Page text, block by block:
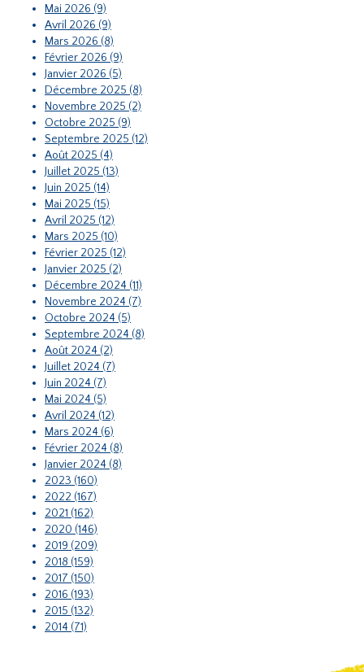
Mai 2026 (9)
Avril 2026 (9)
Mars 2026 (8)
Février 2026 (9)
Janvier 2026 (5)
Décembre 2025 (8)
Novembre 2025 (2)
Octobre 2025 (9)
Septembre 2025 (12)
Août 2025 (4)
Juillet 2025 (13)
Juin 2025 (14)
Mai 2025 (15)
Avril 2025 (12)
Mars 2025 (10)
Février 2025 (12)
Janvier 2025 (2)
Décembre 2024 (11)
Novembre 2024 (7)
Octobre 2024 (5)
Septembre 2024 (8)
Août 2024 (2)
Juillet 2024 (7)
Juin 2024 (7)
Mai 2024 (5)
Avril 2024 (12)
Mars 2024 (6)
Février 2024 (8)
Janvier 2024 (8)
2023 (160)
2022 (167)
2021 (162)
2020 (146)
2019 (209)
2018 (159)
2017 (150)
2016 (193)
2015 (132)
2014 (71)